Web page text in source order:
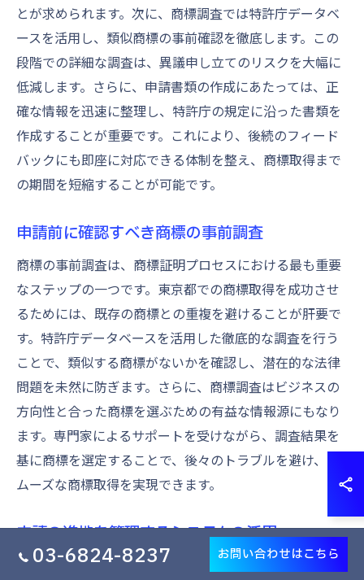
とが求められます。次に、商標調査では特許庁データベ
ースを活用し、類似商標の事前確認を徹底します。この
段階での詳細な調査は、異議申し立てのリスクを大幅に
低減します。さらに、申請書類の作成にあたっては、正
確な情報を迅速に整理し、特許庁の規定に沿った書類を
作成することが重要です。これにより、後続のフィード
バックにも即座に対応できる体制を整え、商標取得まで
の期間を短縮することが可能です。
申請前に確認すべき商標の事前調査
商標の事前調査は、商標証明プロセスにおける最も重要
なステップの一つです。東京都での商標取得を成功させ
るためには、既存の商標との重複を避けることが肝要で
す。特許庁データベースを活用した徹底的な調査を行う
ことで、類似する商標がないかを確認し、潜在的な法律
問題を未然に防ぎます。さらに、商標調査はビジネスの
方向性と合った商標を選ぶための有益な情報源にもなり
ます。専門家によるサポートを受けながら、調査結果を
基に商標を選定することで、後々のトラブルを避け、ス
ムーズな商標取得を実現できます。
申請の進捗を管理するシステムの活用
商標の申請は、東京都においても時間と労力を要するプ
03-6824-8237 お問い合わせはこちら